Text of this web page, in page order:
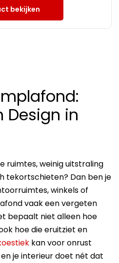
bekijken
Design in
ruimtes, weinig uitstraling
tekortschieten? Dan ben je
winkels of
vaak een vergeten
bepaalt niet alleen hoe
hoe die eruitziet en
kan voor onrust
je interieur doet nét dat